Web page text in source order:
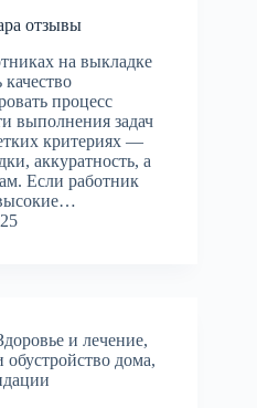
отзывы
на выкладке
процесс
выполнения задач
критериях —
аккуратность, а
Если работник
и лечение,
обустройство дома,